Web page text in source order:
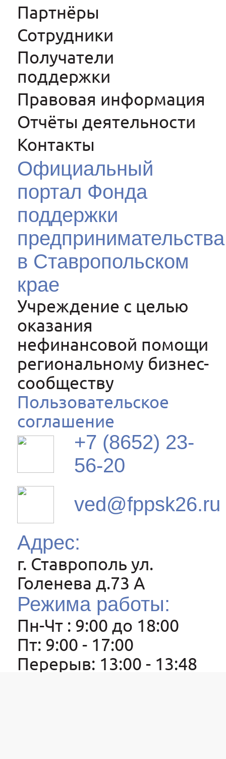
Партнёры
Сотрудники
Получатели
поддержки
Правовая информация
Отчёты деятельности
Контакты
Официальный
портал Фонда
поддержки
предпринимательства
в Ставропольском
крае
Учреждение с целью
оказания
нефинансовой помощи
региональному бизнес-
сообществу
Пользовательское
соглашение
+7 (8652) 23-
56-20
ved@fppsk26.ru
Адрес:
г. Ставрополь ул.
Голенева д.73 A
Режима работы:
Пн-Чт : 9:00 до 18:00
Пт: 9:00 - 17:00
Перерыв: 13:00 - 13:48